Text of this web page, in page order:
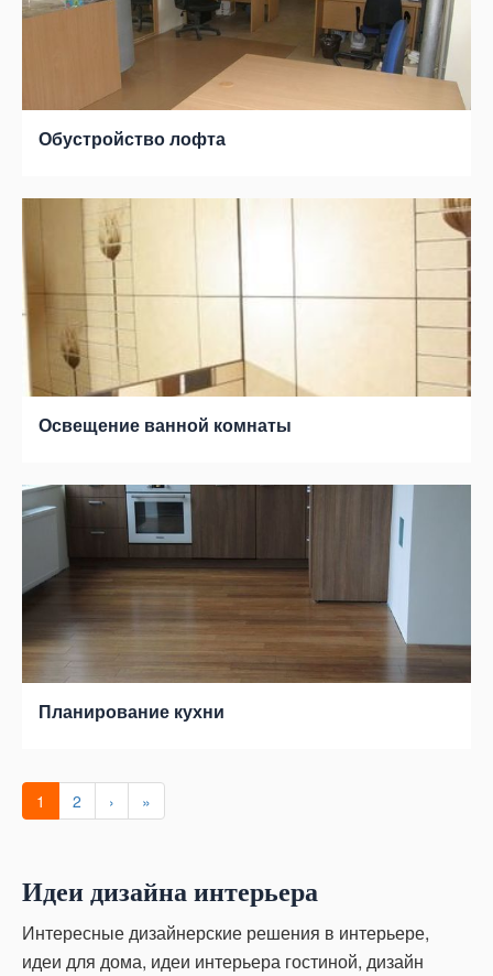
Обустройство лофта
Освещение ванной комнаты
Планирование кухни
1 2 › »
Идеи дизайна интерьера
Интересные дизайнерские решения в интерьере,
идеи для дома, идеи интерьера гостиной, дизайн